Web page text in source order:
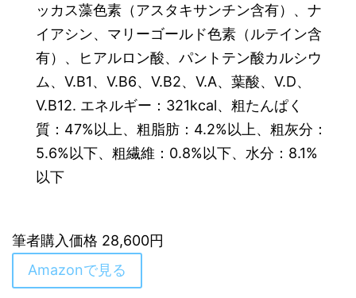
ッカス藻色素（アスタキサンチン含有）、ナ
イアシン、マリーゴールド色素（ルテイン含
有）、ヒアルロン酸、パントテン酸カルシウ
ム、V.B1、V.B6、V.B2、V.A、葉酸、V.D、
V.B12. エネルギー：321kcal、粗たんぱく
質：47%以上、粗脂肪：4.2%以上、粗灰分：
5.6%以下、粗繊維：0.8%以下、水分：8.1%
以下
筆者購入価格 28,600円
Amazonで見る